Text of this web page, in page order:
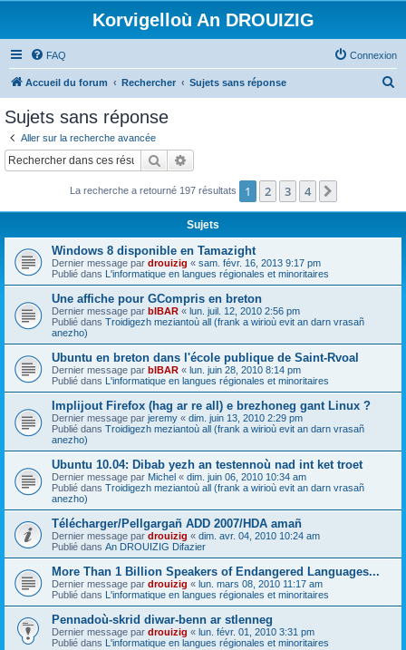
Korvigelloù An DROUIZIG
FAQ Connexion
Accueil du forum Rechercher Sujets sans réponse
c
Sujets sans réponse
Aller sur la recherche avancée
Rechercher
La recherche a retourné 197 résultats 1 2 3 4
Sujets
Windows 8 disponible en Tamazight
Dernier message par drouizig « sam. févr. 16, 2013 9:17 pm
Publié dans L'informatique en langues régionales et minoritaires
Une affiche pour GCompris en breton
Dernier message par bIBAR « lun. juil. 12, 2010 2:56 pm
Publié dans Troidigezh meziantoù all (frank a wirioù evit an darn vrasañ
anezho)
Ubuntu en breton dans l'école publique de Saint-Rvoal
Dernier message par bIBAR « lun. juin 28, 2010 8:14 pm
Publié dans L'informatique en langues régionales et minoritaires
Implijout Firefox (hag ar re all) e brezhoneg gant Linux ?
Dernier message par jeremy « dim. juin 13, 2010 2:29 pm
Publié dans Troidigezh meziantoù all (frank a wirioù evit an darn vrasañ
anezho)
Ubuntu 10.04: Dibab yezh an testennoù nad int ket troet
Dernier message par Michel « dim. juin 06, 2010 10:34 am
Publié dans Troidigezh meziantoù all (frank a wirioù evit an darn vrasañ
anezho)
Télécharger/Pellgargañ ADD 2007/HDA amañ
Dernier message par drouizig « dim. avr. 04, 2010 10:24 am
Publié dans An DROUIZIG Difazier
More Than 1 Billion Speakers of Endangered Languages...
Dernier message par drouizig « lun. mars 08, 2010 11:17 am
Publié dans L'informatique en langues régionales et minoritaires
Pennadoù-skrid diwar-benn ar stlenneg
Dernier message par drouizig « lun. févr. 01, 2010 3:31 pm
Publié dans L'informatique en langues régionales et minoritaires